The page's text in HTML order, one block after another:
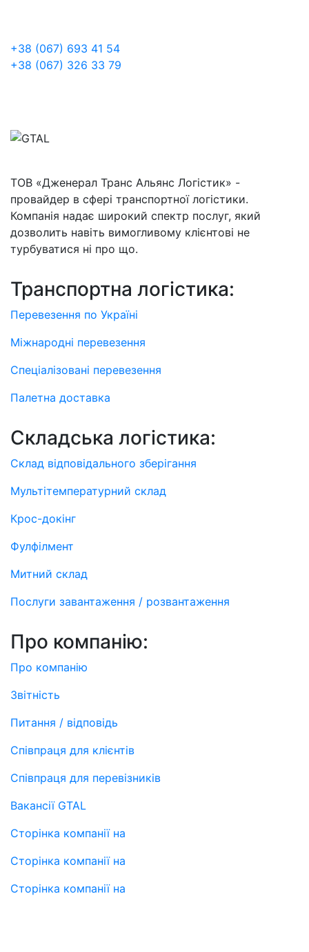
+38 (067) 693 41 54
+38 (067) 326 33 79
ТОВ «Дженерал Транс Альянс Логістик» -
провайдер в сфері транспортної логістики.
Компанія надає широкий спектр послуг, який
дозволить навіть вимогливому клієнтові не
турбуватися ні про що.
Транспортна логістика:
Перевезення по Україні
Міжнародні перевезення
Спеціалізовані перевезення
Палетна доставка
Складська логістика:
Склад відповідального зберігання
Мультітемпературний склад
Крос-докінг
Фулфілмент
Митний склад
Послуги завантаження / розвантаження
Про компанію:
Про компанію
Звітність
Питання / відповідь
Співпраця для клієнтів
Співпраця для перевізників
Вакансії GTAL
Сторінка компанії на
Сторінка компанії на
Сторінка компанії на